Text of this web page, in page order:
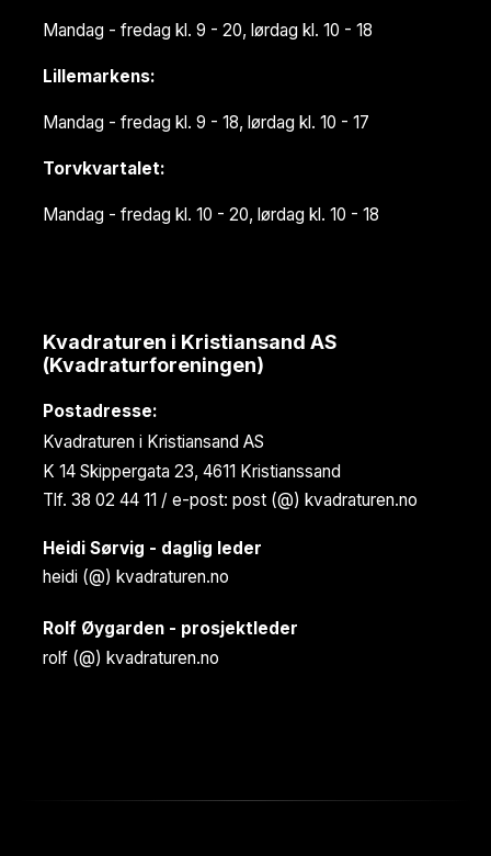
Mandag - fredag kl. 9 - 20, lørdag kl. 10 - 18
Lillemarkens:
Mandag - fredag kl. 9 - 18, lørdag kl. 10 - 17
Torvkvartalet:
Mandag - fredag kl. 10 - 20, lørdag kl. 10 - 18
Kvadraturen i Kristiansand AS
(Kvadraturforeningen)
Postadresse:
Kvadraturen i Kristiansand AS
K 14 Skippergata 23, 4611 Kristianssand
Tlf. 38 02 44 11 / e-post: post (@) kvadraturen.no
Heidi Sørvig - daglig leder
heidi (@) kvadraturen.no
Rolf Øygarden - prosjektleder
rolf (@) kvadraturen.no